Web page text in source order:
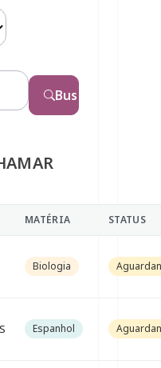
Busca
MATÉRIA STATUS
Biologia
Espanhol